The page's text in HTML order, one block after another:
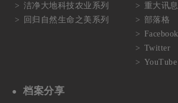
洁净大地科技农业系列
回归自然生命之美系列
重大讯息
部落格
Facebook
Twitter
YouTube
档案分享